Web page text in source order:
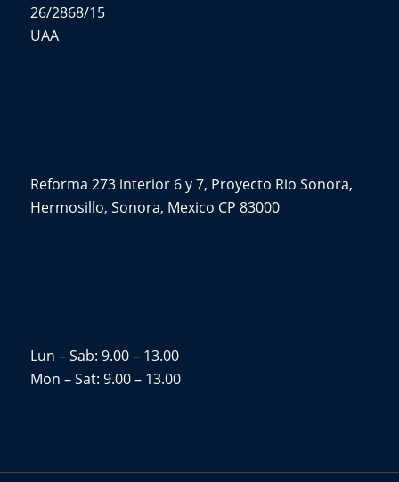
26/2868/15
UAA
Reforma 273 interior 6 y 7, Proyecto Rio Sonora,
Hermosillo, Sonora, Mexico CP 83000
Lun – Sab: 9.00 – 13.00
Mon – Sat: 9.00 – 13.00